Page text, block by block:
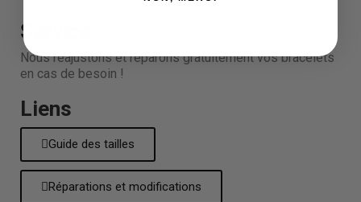
Service
Nous réajustons et réparons gratuitement vos bracelets
en cas de besoin !
Liens
Guide des tailles
Réparations et modifications